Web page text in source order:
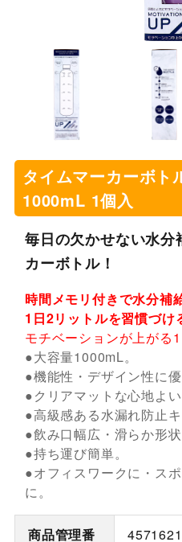
タイムマーカーボト
1000mL 1個入
毎日の欠かせない水
カーボトル！
時間メモリ付きで水分補
1日2リットルを習慣づけ
モチベーションが上がる
●大容量1000mL。
●機能性・デザイン性に優
●クリアマットな心地よい
●高級感ある水漏れ防止キ
●飲み口幅広・滑らか形状
●持ち運び簡単。
●オフィスワークに・ス
に。
商品管理番